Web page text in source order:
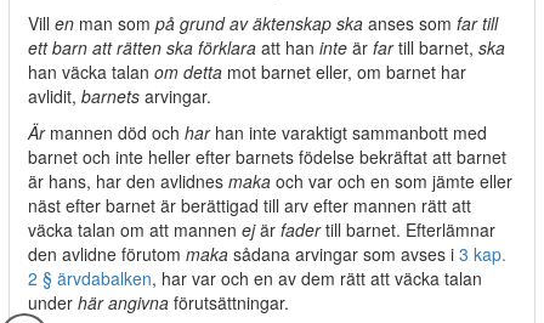
Vill en man som på grund av äktenskap ska anses som far till
ett barn att rätten ska förklara att han inte är fartill barnet, ska
han väcka talan om detta mot barnet eller, om barnet har
avlidit, barnets arvingar.
Ärmannen död och harhan inte varaktigt sammanbott med
barnet och inte heller efter barnets födelse bekräftat att barnet
är hans, har den avlidnes maka och var och en som jämte eller
näst efter barnet är berättigad till arv efter mannen rätt att
väcka talan om att mannen ejär fadertill barnet. Efterlämnar
den avlidne förutom maka sådana arvingar som avses i 3 kap.
2 § ärvdabalken, har var och en av dem rätt att väcka talan
under här angivna förutsättningar.